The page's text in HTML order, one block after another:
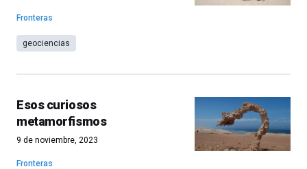
Fronteras
geociencias
Esos curiosos
metamorfismos
9 de noviembre, 2023
Fronteras